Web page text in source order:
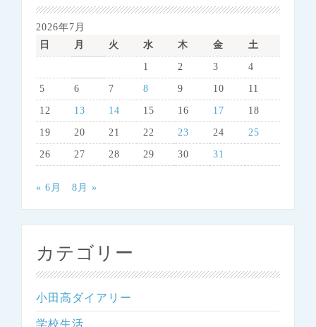
2026年7月
日
月 火 水 木 金 土
1 2 3 4
5 6 7 8 9 10 11
12 13 14 15 16 17 18
19 20 21 22 23 24 25
26 27 28 29 30 31
« 6月 8月 »
カテゴリー
小田高ダイアリー
学校生活